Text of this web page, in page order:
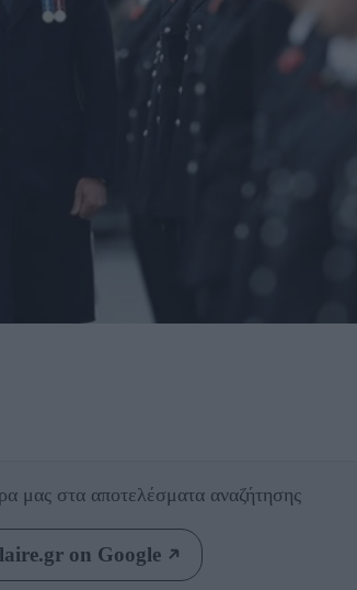
μας στα αποτελέσματα αναζήτησης
on Google